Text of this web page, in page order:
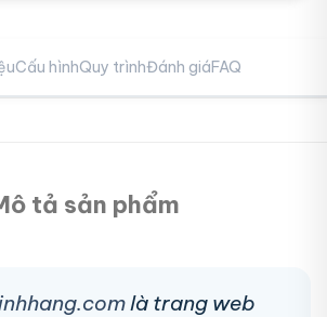
Cấu hìnhQuy trìnhĐánh giáFAQ
tả sản phẩm
là trang web